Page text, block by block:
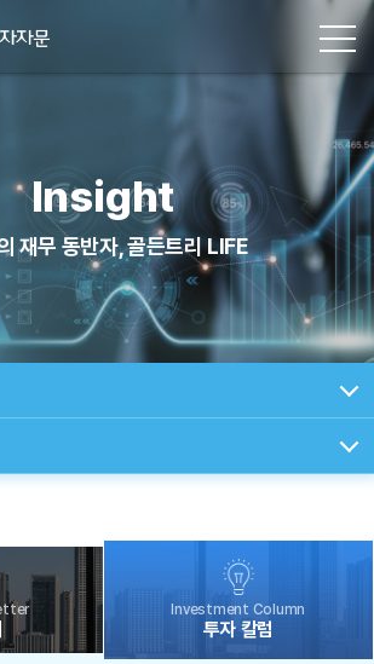
Insight
재무 동반자, 골든트리 LIFE
Investment Column
투자 칼럼